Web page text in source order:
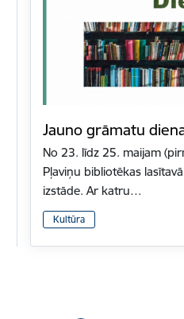
Jauno grāmatu
No 23. līdz 25. maijam
Pļaviņu bibliotēkas
izstāde. Ar katru…
Kultūra